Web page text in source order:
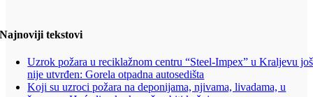
Najnoviji tekstovi
Uzrok požara u reciklažnom centru “Steel-Impex” u Kraljevu još
nije utvrđen: Gorela otpadna autosedišta
Koji su uzroci požara na deponijama, njivama, livadama, u